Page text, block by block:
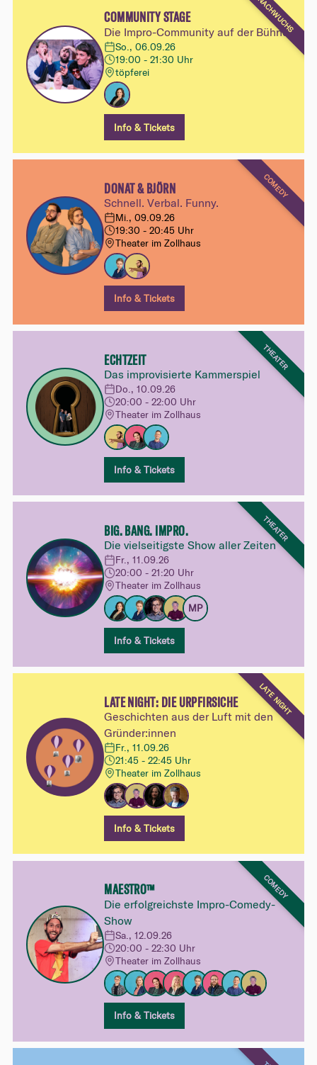
NACHWUCHS
COMMUNITY STAGE
Die Impro-Community auf der Bühne
So., 06.09.26
19:00 - 21:30 Uhr
töpferei
Info & Tickets
COMEDY
DONAT & BJÖRN
Schnell. Verbal. Funny.
Mi., 09.09.26
19:30 - 20:45 Uhr
Theater im Zollhaus
Info & Tickets
THEATER
ECHTZEIT
Das improvisierte Kammerspiel
Do., 10.09.26
20:00 - 22:00 Uhr
Theater im Zollhaus
Info & Tickets
THEATER
BIG. BANG. IMPRO.
Die vielseitigste Show aller Zeiten
Fr., 11.09.26
20:00 - 21:20 Uhr
Theater im Zollhaus
MP
Info & Tickets
LATE NIGHT
LATE NIGHT: DIE URPFIRSICHE
Geschichten aus der Luft mit den
Gründer:innen
Fr., 11.09.26
21:45 - 22:45 Uhr
Theater im Zollhaus
Info & Tickets
COMEDY
MAESTRO™
Die erfolgreichste Impro-Comedy-
Show
Sa., 12.09.26
20:00 - 22:30 Uhr
Theater im Zollhaus
Info & Tickets